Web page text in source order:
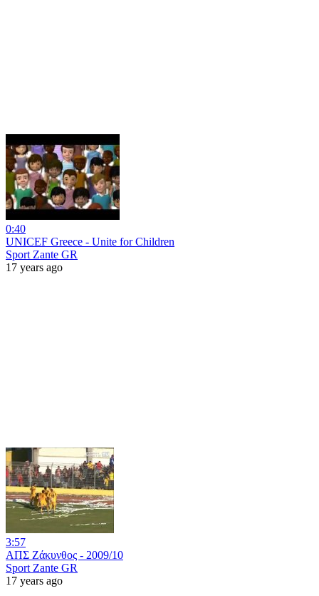
0:40
UNICEF Greece - Unite for Children
Sport Zante GR
17 years ago
3:57
ΑΠΣ Ζάκυνθος - 2009/10
Sport Zante GR
17 years ago